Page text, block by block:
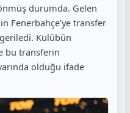
durumda. Gelen
Fenerbahçe’ye transfer
Kulübün
bu transferin
olduğu ifade